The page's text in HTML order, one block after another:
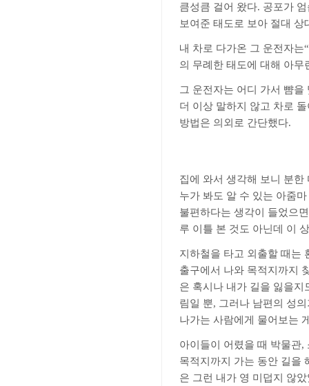
큼성큼 걸어 왔다. 공포가
보여준 태도로 보아 절대
내 차로 다가온 그 운전자는“
의 무례한 태도에 대해 아무
그 운전자는 어디 가서 뺨
더 이상 말하지 않고 차로
방법은 의외로 간단했다.
집에 와서 생각해 보니 분한
누가 봐도 알 수 있는 아줌
불편하다는 생각이 들었으
루 이틀 본 것도 아닌데 이
지하철을 타고 외출할 때는
출구에서 나와 목적지까지
은 혹시나 내가 길을 잃을
림일 뿐, 그러나 남편의 성
나가는 사람에게 물어보는
아이들이 어렸을 때 박물관,
목적지까지 가는 동안 길을
은 그런 내가 영 미덥지 않